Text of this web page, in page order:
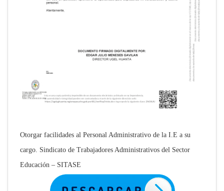
Otorgar facilidades al Personal Administrativo de la I.E a su
cargo. Sindicato de Trabajadores Administrativos del Sector
Educación – SITASE